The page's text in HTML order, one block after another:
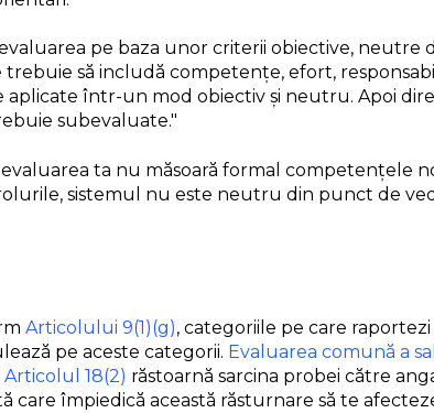
pe baza unor criterii obiective, neutre
să includă competențe, efort,
într-un mod obiectiv și neutru. Apoi
subevaluate."
ta nu măsoară formal competențele
sistemul nu este neutru din punct de
Articolului 9(1)(g), categoriile pe care
pe aceste categorii. Evaluarea comună a
Articolul 18(2) răstoarnă sarcina probei către
împiedică această răsturnare să te